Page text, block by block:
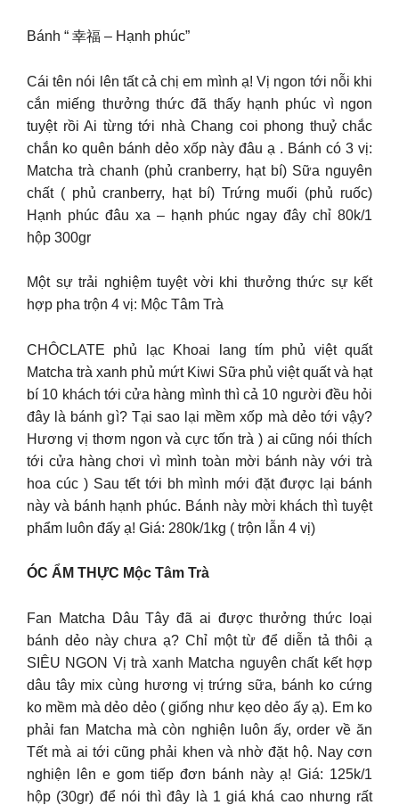
Bánh “ 幸福 – Hạnh phúc”
Cái tên nói lên tất cả chị em mình ạ! Vị ngon tới nỗi khi
cắn miếng thưởng thức đã thấy hạnh phúc vì ngon
tuyệt rồi Ai từng tới nhà Chang coi phong thuỷ chắc
chắn ko quên bánh dẻo xốp này đâu ạ . Bánh có 3 vị:
Matcha trà chanh (phủ cranberry, hạt bí) Sữa nguyên
chất ( phủ cranberry, hạt bí) Trứng muối (phủ ruốc)
Hạnh phúc đâu xa – hạnh phúc ngay đây chỉ 80k/1
hộp 300gr
Một sự trải nghiệm tuyệt vời khi thưởng thức sự kết
hợp pha trộn 4 vị: Mộc Tâm Trà
CHÔCLATE phủ lạc Khoai lang tím phủ việt quất
Matcha trà xanh phủ mứt Kiwi Sữa phủ việt quất và hạt
bí 10 khách tới cửa hàng mình thì cả 10 người đều hỏi
đây là bánh gì? Tại sao lại mềm xốp mà dẻo tới vậy?
Hương vị thơm ngon và cực tốn trà ) ai cũng nói thích
tới cửa hàng chơi vì mình toàn mời bánh này với trà
hoa cúc ) Sau tết tới bh mình mới đặt được lại bánh
này và bánh hạnh phúc. Bánh này mời khách thì tuyệt
phẩm luôn đấy ạ! Giá: 280k/1kg ( trộn lẫn 4 vị)
ÓC ẨM THỰC Mộc Tâm Trà
Fan Matcha Dâu Tây đã ai được thưởng thức loại
bánh dẻo này chưa ạ? Chỉ một từ để diễn tả thôi ạ
SIÊU NGON Vị trà xanh Matcha nguyên chất kết hợp
dâu tây mix cùng hương vị trứng sữa, bánh ko cứng
ko mềm mà dẻo dẻo ( giống như kẹo dẻo ấy ạ). Em ko
phải fan Matcha mà còn nghiện luôn ấy, order về ăn
Tết mà ai tới cũng phải khen và nhờ đặt hộ. Nay cơn
nghiện lên e gom tiếp đơn bánh này ạ! Giá: 125k/1
hộp (30gr) để nói thì đây là 1 giá khá cao nhưng rất